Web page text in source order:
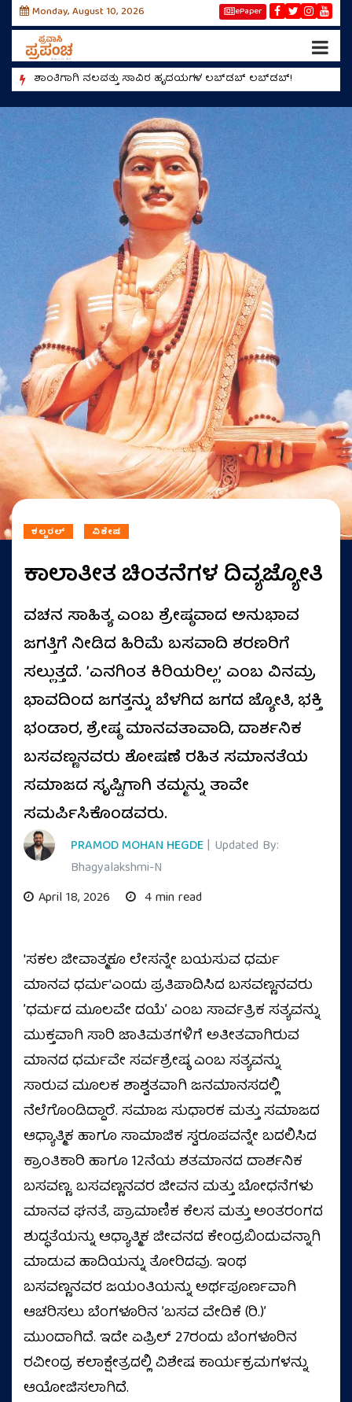
Monday, August 10, 2026 ePaper
ಶಾಂತಿಗಾಗಿ ನಲವತ್ತು ಸಾವಿರ ಹೃದಯಗಳ ಲಬ್‌ಡಬ್‌ ಲಬ್‌ಡಬ್‌!
ಕಲ್ಚರಲ್ ವಿಶೇಷ
ಕಾಲಾತೀತ ಚಿಂತನೆಗಳ ದಿವ್ಯಜ್ಯೋತಿ
ವಚನ ಸಾಹಿತ್ಯ ಎಂಬ ಶ್ರೇಷ್ಠವಾದ ಅನುಭಾವ
ಜಗತ್ತಿಗೆ ನೀಡಿದ ಹಿರಿಮೆ ಬಸವಾದಿ ಶರಣರಿಗೆ
ಸಲ್ಲುತ್ತದೆ. ʼಎನಗಿಂತ ಕಿರಿಯರಿಲ್ಲʼ ಎಂಬ ವಿನಮ್ರ
ಭಾವದಿಂದ ಜಗತ್ತನ್ನು ಬೆಳಗಿದ ಜಗದ ಜ್ಯೋತಿ, ಭಕ್ತಿ
ಭಂಡಾರ, ಶ್ರೇಷ್ಠ ಮಾನವತಾವಾದಿ, ದಾರ್ಶನಿಕ
ಬಸವಣ್ಣನವರು ಶೋಷಣೆ ರಹಿತ ಸಮಾನತೆಯ
ಸಮಾಜದ ಸೃಷ್ಟಿಗಾಗಿ ತಮ್ಮನ್ನು ತಾವೇ
ಸಮರ್ಪಿಸಿಕೊಂಡವರು.
PRAMOD MOHAN HEGDE| Updated By:
Bhagyalakshmi-N
April 18, 2026
4 min read
'ಸಕಲ ಜೀವಾತ್ಮಕೂ ಲೇಸನ್ನೇ ಬಯಸುವ ಧರ್ಮ
ಮಾನವ ಧರ್ಮ'ಎಂದು ಪ್ರತಿಪಾದಿಸಿದ ಬಸವಣ್ಣನವರು
ʼಧರ್ಮದ ಮೂಲವೇ ದಯೆʼ ಎಂಬ ಸಾರ್ವತ್ರಿಕ ಸತ್ಯವನ್ನು
ಮುಕ್ತವಾಗಿ ಸಾರಿ ಜಾತಿಮತಗಳಿಗೆ ಅತೀತವಾಗಿರುವ
ಮಾನದ ಧರ್ಮವೇ ಸರ್ವಶ್ರೇಷ್ಠ ಎಂಬ ಸತ್ಯವನ್ನು
ಸಾರುವ ಮೂಲಕ ಶಾಶ್ವತವಾಗಿ ಜನಮಾನಸದಲ್ಲಿ
ನೆಲೆಗೊಂಡಿದ್ದಾರೆ. ಸಮಾಜ ಸುಧಾರಕ ಮತ್ತು ಸಮಾಜದ
ಆಧ್ಯಾತ್ಮಿಕ ಹಾಗೂ ಸಾಮಾಜಿಕ ಸ್ವರೂಪವನ್ನೇ ಬದಲಿಸಿದ
ಕ್ರಾಂತಿಕಾರಿ ಹಾಗೂ 12ನೆಯ ಶತಮಾನದ ದಾರ್ಶನಿಕ
ಬಸವಣ್ಣ. ಬಸವಣ್ಣನವರ ಜೀವನ ಮತ್ತು ಬೋಧನೆಗಳು
ಮಾನವ ಘನತೆ, ಪ್ರಾಮಾಣಿಕ ಕೆಲಸ ಮತ್ತು ಅಂತರಂಗದ
ಶುದ್ಧತೆಯನ್ನು ಆಧ್ಯಾತ್ಮಿಕ ಜೀವನದ ಕೇಂದ್ರಬಿಂದುವನ್ನಾಗಿ
ಮಾಡುವ ಹಾದಿಯನ್ನು ತೋರಿದವು. ಇಂಥ
ಬಸವಣ್ಣನವರ ಜಯಂತಿಯನ್ನು ಅರ್ಥಪೂರ್ಣವಾಗಿ
ಆಚರಿಸಲು ಬೆಂಗಳೂರಿನ ʼಬಸವ ವೇದಿಕೆ (ರಿ.)ʼ
ಮುಂದಾಗಿದೆ. ಇದೇ ಏಪ್ರಿಲ್‌ 27ರಂದು ಬೆಂಗಳೂರಿನ
ರವೀಂದ್ರ ಕಲಾಕ್ಷೇತ್ರದಲ್ಲಿ ವಿಶೇಷ ಕಾರ್ಯಕ್ರಮಗಳನ್ನು
ಆಯೋಜಿಸಲಾಗಿದೆ.